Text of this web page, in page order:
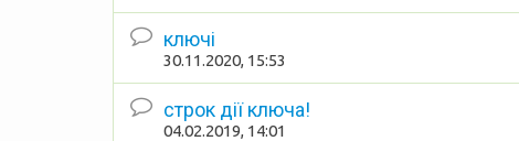
ключі
30.11.2020, 15:53
строк дії ключа!
04.02.2019, 14:01